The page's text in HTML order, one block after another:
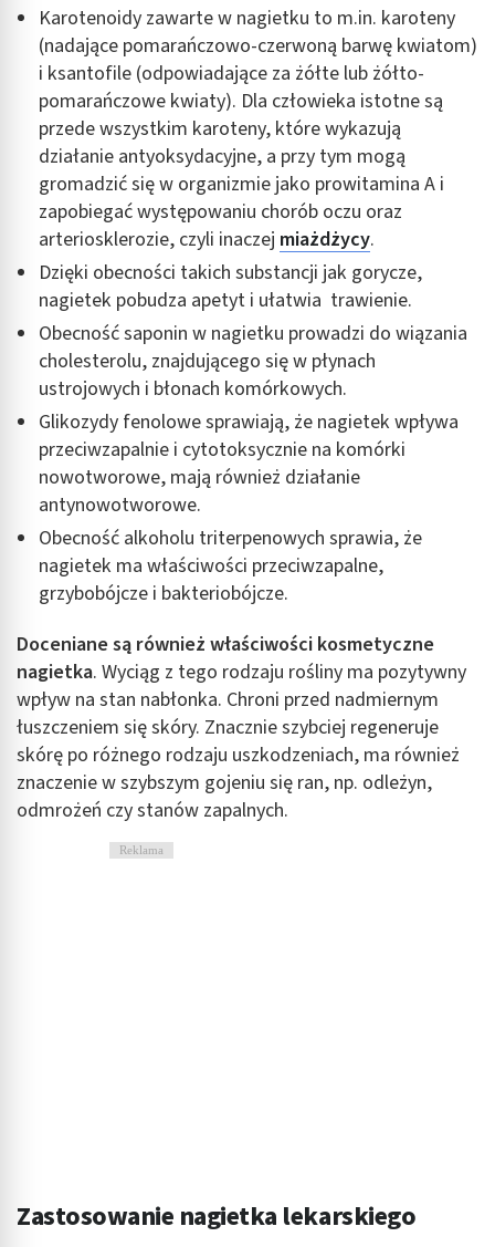
Karotenoidy zawarte w nagietku to m.in. karoteny
(nadające pomarańczowo-czerwoną barwę kwiatom)
i ksantofile (odpowiadające za żółte lub żółto-
pomarańczowe kwiaty). Dla człowieka istotne są
przede wszystkim karoteny, które wykazują
działanie antyoksydacyjne, a przy tym mogą
gromadzić się w organizmie jako prowitamina A i
zapobiegać występowaniu chorób oczu oraz
arteriosklerozie, czyli inaczej miażdżycy.
Dzięki obecności takich substancji jak gorycze,
nagietek pobudza apetyt i ułatwia trawienie.
Obecność saponin w nagietku prowadzi do wiązania
cholesterolu, znajdującego się w płynach
ustrojowych i błonach komórkowych.
Glikozydy fenolowe sprawiają, że nagietek wpływa
przeciwzapalnie i cytotoksycznie na komórki
nowotworowe, mają również działanie
antynowotworowe.
Obecność alkoholu triterpenowych sprawia, że
nagietek ma właściwości przeciwzapalne,
grzybobójcze i bakteriobójcze.
Doceniane są również właściwości kosmetyczne
nagietka. Wyciąg z tego rodzaju rośliny ma pozytywny
wpływ na stan nabłonka. Chroni przed nadmiernym
łuszczeniem się skóry. Znacznie szybciej regeneruje
skórę po różnego rodzaju uszkodzeniach, ma również
znaczenie w szybszym gojeniu się ran, np. odleżyn,
odmrożeń czy stanów zapalnych.
Reklama
Zastosowanie nagietka lekarskiego
Identyfikowanie urządzeń na podstawie
aktywnie żądanych informacji
Cele przetwarzania inne niż IAB:
Niezbędne
Wydajność (Performance)
Reklama / śledzenie